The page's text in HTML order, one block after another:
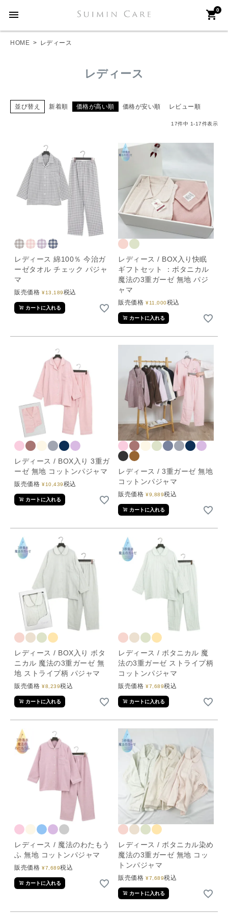
menu 0
shopping_cart
HOME レディース
レディース
並び替え 新着順 価格が高い順 価格が安い順 レビュー順
17件中 1-17件表示
レディース 綿100％ 今治ガ
ーゼタオル チェック パジャ
マ
販売価格 ¥13,189税込
カートに入れる
レディース / BOX入り快眠
ギフトセット ：ボタニカル
魔法の3重ガーゼ 無地 パジ
ャマ
販売価格 ¥11,000税込
カートに入れる
レディース / BOX入り 3重ガ
ーゼ 無地 コットンパジャマ
販売価格 ¥10,439税込
カートに入れる
レディース / 3重ガーゼ 無地
コットンパジャマ
販売価格 ¥9,889税込
カートに入れる
レディース / BOX入り ボタ
ニカル 魔法の3重ガーゼ 無
地 ストライプ柄 パジャマ
販売価格 ¥8,239税込
カートに入れる
レディース / ボタニカル 魔
法の3重ガーゼ ストライプ柄
コットンパジャマ
販売価格 ¥7,689税込
カートに入れる
レディース / 魔法のわたもう
ふ 無地 コットンパジャマ
販売価格 ¥7,689税込
カートに入れる
レディース / ボタニカル染め
魔法の3重ガーゼ 無地 コッ
トンパジャマ
販売価格 ¥7,689税込
カートに入れる